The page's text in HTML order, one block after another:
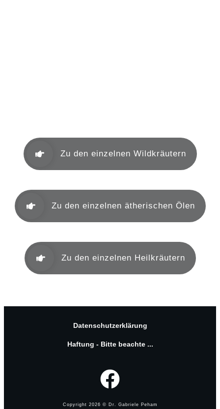
Zu den einzelnen Wildkräutern
Zu den einzelnen ätherischen Ölen
Zu den einzelnen Heilkräutern
Datenschutzerklärung
Haftung - Bitte beachte ...
Copyright 2026 © Dr. Gabriele Peham